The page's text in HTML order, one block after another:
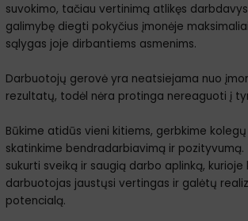
suvokimo, tačiau vertinimą atlikęs
galimybę diegti pokyčius įmonėje
sąlygas joje dirbantiems asmenims.
Darbuotojų gerovė yra neatsiejama nuo
rezultatų, todėl nėra protinga nereaguoti į
Būkime atidūs vieni kitiems, gerbkime
skatinkime bendradarbiavimą ir pozityvumą.
sukurti sveiką ir saugią darbo aplinką, kurioje
darbuotojas jaustųsi vertingas ir galėtų
potencialą.